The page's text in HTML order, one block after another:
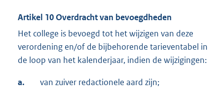
Artikel 10 Overdracht van bevoegdheden
Het college is bevoegd tot het wijzigen van deze
verordening en/of de bijbehorende tarieventabel in
de loop van het kalenderjaar, indien de wijzigingen:
a. van zuiver redactionele aard zijn;